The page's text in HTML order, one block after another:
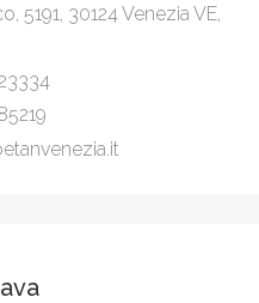
5191, 30124 Venezia VE,